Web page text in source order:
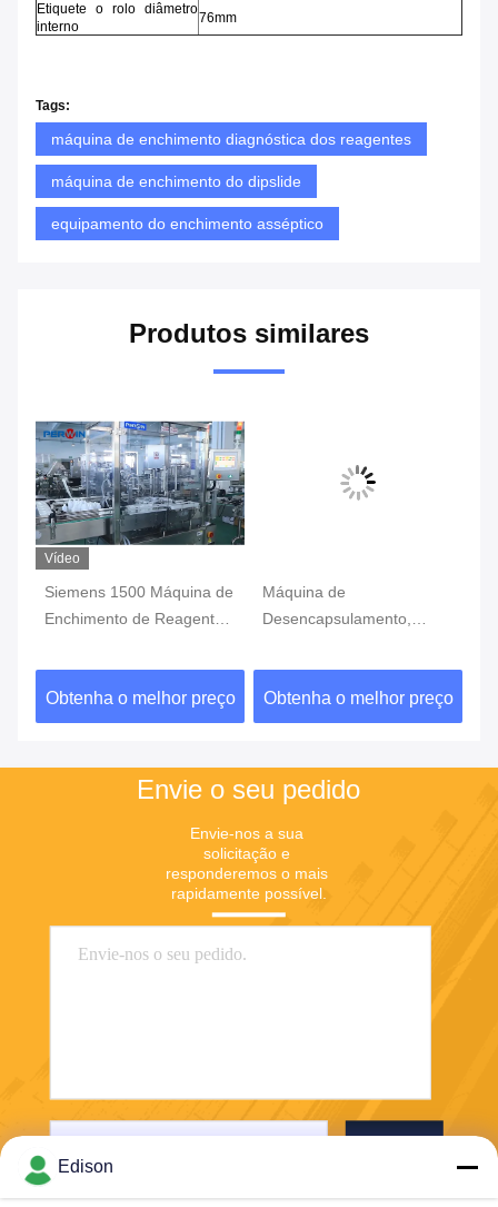
Etiquete o rolo diâmetro
interno
76mm
Tags:
máquina de enchimento diagnóstica dos reagentes
máquina de enchimento do dipslide
equipamento do enchimento asséptico
Produtos similares
Vídeo
Siemens 1500 Máquina de
Enchimento de Reagentes
Laboratórios
Obtenha o melhor preço
Máquina de
Desencapsulamento,
Encapsulamento e
Rotulagem para Kits IVD
de Ensaios de Ácidos
Obtenha o melhor preço
Envie o seu pedido
Envie-nos a sua
solicitação e
responderemos o mais
rapidamente possível.
Edison